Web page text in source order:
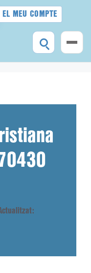
EL MEU COMPTE